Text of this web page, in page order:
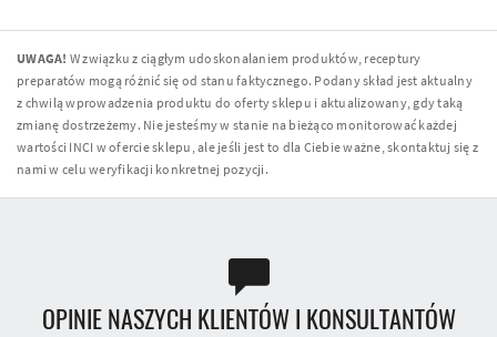
UWAGA! W związku z ciągłym udoskonalaniem produktów, receptury
preparatów mogą różnić się od stanu faktycznego. Podany skład jest aktualny
z chwilą wprowadzenia produktu do oferty sklepu i aktualizowany, gdy taką
zmianę dostrzeżemy. Nie jesteśmy w stanie na bieżąco monitorować każdej
wartości INCI w ofercie sklepu, ale jeśli jest to dla Ciebie ważne, skontaktuj się z
nami w celu weryfikacji konkretnej pozycji.
OPINIE NASZYCH KLIENTÓW I KONSULTANTÓW